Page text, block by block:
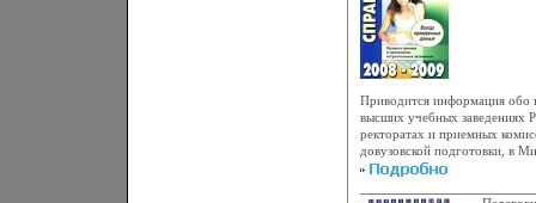
Приводится информация обо
высших учебных заведениях
ректоратах и приемных
довузовской подготовки, в
науки РФаыюзэ Содержатся